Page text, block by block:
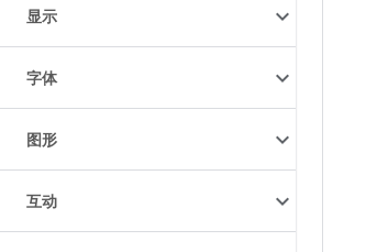
显示
字体
图形
互动